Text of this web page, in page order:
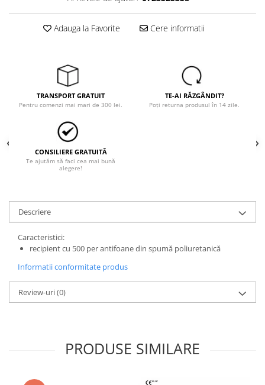
Veste
îmbrăcăminte pentru damă
Vizibilitate înalta hi-vis
îmbrăcăminte asistente/doctori
îmbrăcăminte bucătari
înaltă vizibilitate hi-vis
Combinezoane
Hanorace
Pantaloni scurti
Salopetă cu pieptar
Tricouri
Veste
Adauga la Favorite Cere informatii
TRANSPORT GRATUIT
Pentru comenzi mai mari de 300 lei.
TE-AI RĂZGÂNDIT?
Poți returna produsul în 14 zile.
CONSILIERE GRATUITĂ
Te ajutăm să faci cea mai bună
alegere!
Descriere
Caracteristici:
recipient cu 500 per antifoane din spumă poliuretanică
Informatii conformitate produs
Review-uri(0)
PRODUSE SIMILARE